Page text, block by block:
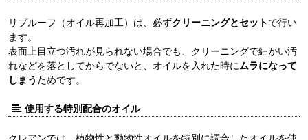
リプルーフ（オイル再加工）は、必ずクリーニングとセットで行い
ます。
表面上目立つ汚れが見られない場合でも、クリーニングで細かい汚
れなどを落としてからでないと、オイルを入れた時にムラになって
しまう ためです。
使用する特別配合のオイル
クレアンでは、植物性と動物性オイルを特別に調合したオイルを使